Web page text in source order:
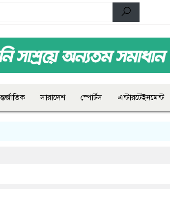
সারাদেশ স্পোর্টস এন্টারটেইনমেন্ট